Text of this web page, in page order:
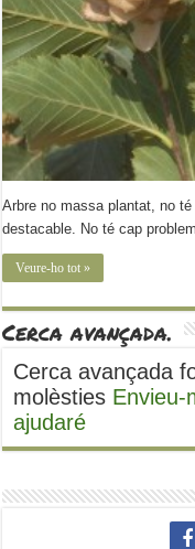
Arbre no massa plantat, no
destacable. No té cap
Veure-ho tot »
Cerca avançada.
Cerca avançada
molèsties Envieu-
ajudaré